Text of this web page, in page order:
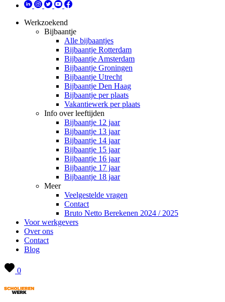
Werkzoekend
Bijbaantje
Alle bijbaantjes
Bijbaantje Rotterdam
Bijbaantje Amsterdam
Bijbaantje Groningen
Bijbaantje Utrecht
Bijbaantje Den Haag
Bijbaantje per plaats
Vakantiewerk per plaats
Info over leeftijden
Bijbaantje 12 jaar
Bijbaantje 13 jaar
Bijbaantje 14 jaar
Bijbaantje 15 jaar
Bijbaantje 16 jaar
Bijbaantje 17 jaar
Bijbaantje 18 jaar
Meer
Veelgestelde vragen
Contact
Bruto Netto Berekenen 2024 / 2025
Voor werkgevers
Over ons
Contact
Blog
0